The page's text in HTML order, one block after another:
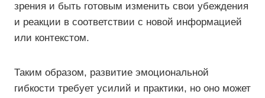
зрения и быть готовым изменить свои убеждения
и реакции в соответствии с новой информацией
или контекстом.
Таким образом, развитие эмоциональной
гибкости требует усилий и практики, но оно может